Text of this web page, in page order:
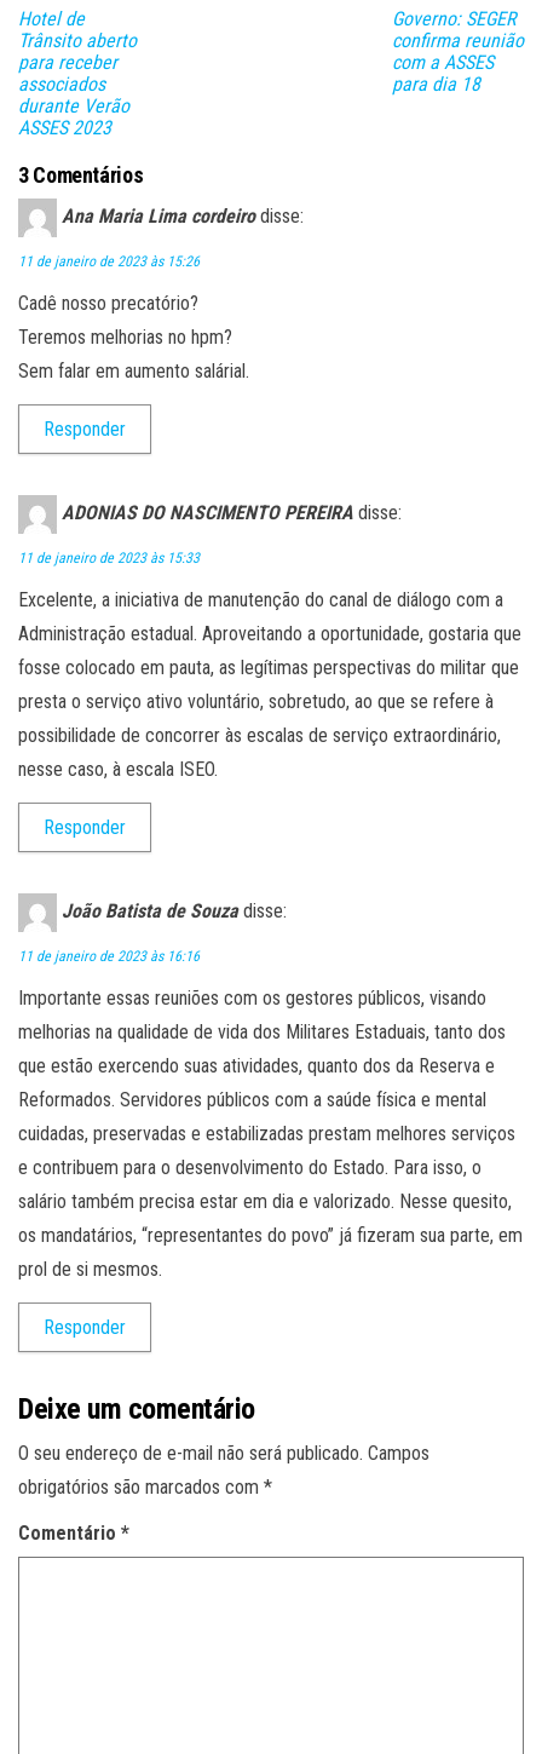
Hotel de
Trânsito aberto
para receber
associados
durante Verão
ASSES 2023
Governo: SEGER
confirma reunião
com a ASSES
para dia 18
3 Comentários
Ana Maria Lima cordeiro disse:
11 de janeiro de 2023 às 15:26
Cadê nosso precatório?
Teremos melhorias no hpm?
Sem falar em aumento salárial.
Responder
ADONIAS DO NASCIMENTO PEREIRA disse:
11 de janeiro de 2023 às 15:33
Excelente, a iniciativa de manutenção do canal de diálogo com a
Administração estadual. Aproveitando a oportunidade, gostaria que
fosse colocado em pauta, as legítimas perspectivas do militar que
presta o serviço ativo voluntário, sobretudo, ao que se refere à
possibilidade de concorrer às escalas de serviço extraordinário,
nesse caso, à escala ISEO.
Responder
João Batista de Souza disse:
11 de janeiro de 2023 às 16:16
Importante essas reuniões com os gestores públicos, visando
melhorias na qualidade de vida dos Militares Estaduais, tanto dos
que estão exercendo suas atividades, quanto dos da Reserva e
Reformados. Servidores públicos com a saúde física e mental
cuidadas, preservadas e estabilizadas prestam melhores serviços
e contribuem para o desenvolvimento do Estado. Para isso, o
salário também precisa estar em dia e valorizado. Nesse quesito,
os mandatários, “representantes do povo” já fizeram sua parte, em
prol de si mesmos.
Responder
Deixe um comentário
O seu endereço de e-mail não será publicado. Campos
obrigatórios são marcados com *
Comentário *